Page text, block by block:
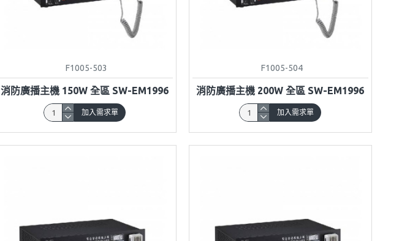
F1005-503
消防廣播主機 150W 全區 SW-EM1996
加入需求單
F1005-504
消防廣播主機 200W 全區 SW-EM1996
加入需求單